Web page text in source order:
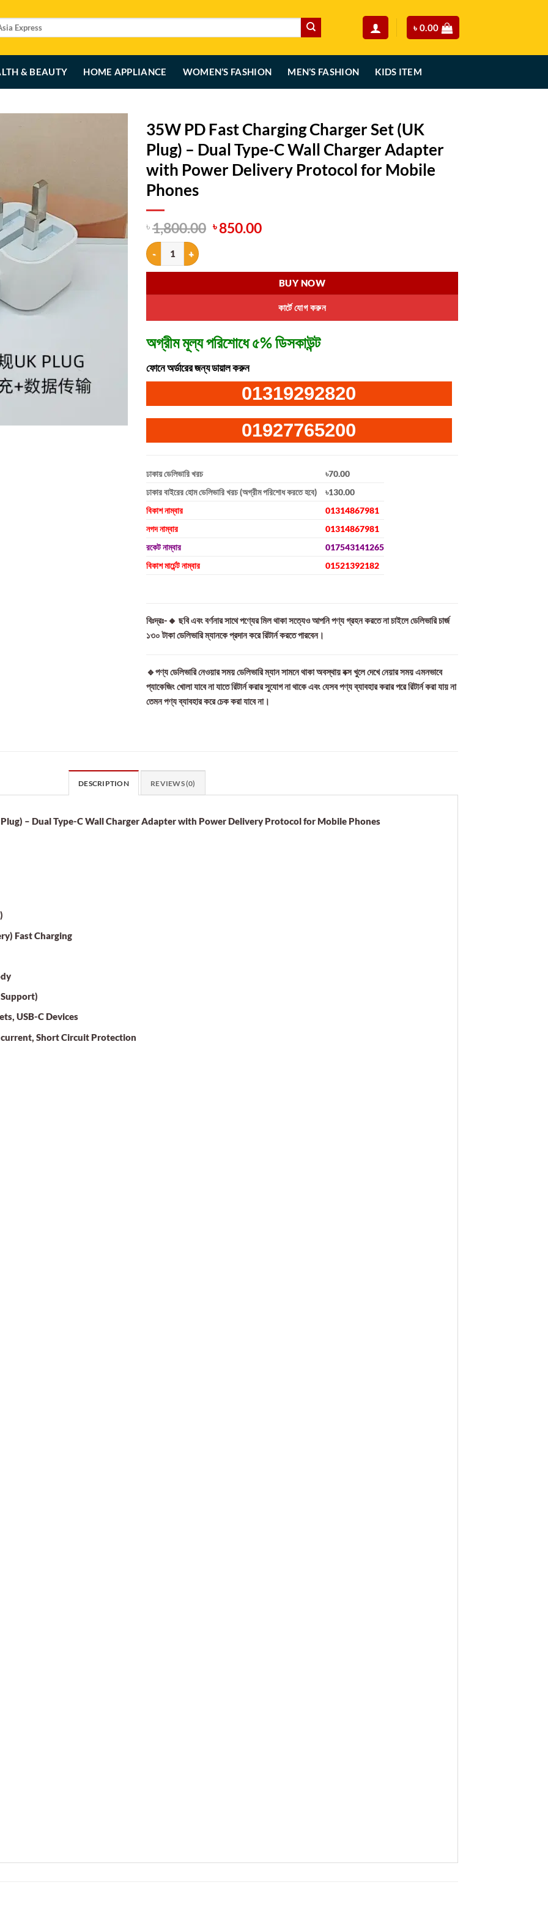
৳ 0.00
& BEAUTY HOME APPLIANCE WOMEN’S FASHION MEN’S FASHION KIDS ITEM
35W PD Fast Charging Charger Set (UK
Plug) – Dual Type-C Wall Charger Adapter
with Power Delivery Protocol for Mobile
Phones
৳1,800.00 Original
৳ 1,800.00.
৳850.00Current
৳ 850.00.
35W PD Fast Charging Charger Set (UK Plug) – Dual Type-C Wall Charger Adapter with Power Delivery
কার্টে যোগ করুন
BUY NOW
অগ্রীম মূল্য পরিশোধে ৫% ডিসকাউন্ট
ফোনে অর্ডারের জন্য ডায়াল করুন
01319292820
01927765200
ঢাকায় ডেলিভারি খরচ
৳70.00
ঢাকার বাইরের হোম ডেলিভারি খরচ (অগ্রীম পরিশোধ করতে হবে)
৳130.00
বিকাশ নাম্বার
01314867981
নগদ নাম্বার
01314867981
রকেট নাম্বার
017543141265
বিকাশ মার্চেন্ট নাম্বার
01521392182
বিঃদ্রঃ-🔸 ছবি এবং বর্ণনার সাথে পণ্যের মিল থাকা সত্যেও আপনি পণ্য গ্রহন করতে না চাইলে ডেলিভারি চার্জ
১৩০ টাকা ডেলিভারি ম্যানকে প্রদান করে রিটার্ন করতে পারবেন।
🔹পণ্য ডেলিভারি নেওয়ার সময় ডেলিভারি ম্যান সামনে থাকা অবস্থায় বক্স খুলে দেখে নেয়ার সময় এমনভাবে
প্যাকেজিং খোলা যাবে না যাতে রিটার্ন করার সুযোগ না থাকে এবং যেসব পণ্য ব্যাবহার করার পরে রিটার্ন করা যায় না
তেমন পণ্য ব্যাবহার করে চেক করা যাবে না।
DESCRIPTION REVIEWS (0)
– Dual Type-C Wall Charger Adapter with Power Delivery Protocol for Mobile Phones
Fast Charging
USB-C Devices
Short Circuit Protection